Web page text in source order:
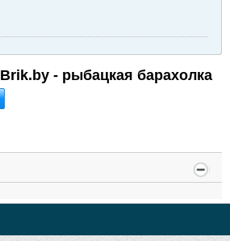
Brik.by - рыбацкая барахолка